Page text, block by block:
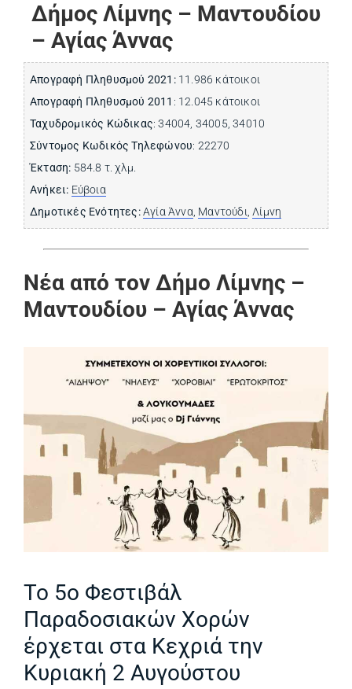
Δήμος Λίμνης – Μαντουδίου
– Αγίας Άννας
Απογραφή Πληθυσμού 2021: 11.986 κάτοικοι
Απογραφή Πληθυσμού 2011 : 12.045 κάτοικοι
Ταχυδρομικός Κώδικας: 34004, 34005, 34010
Σύντομος Κωδικός Τηλεφώνου: 22270
Έκταση: 584.8 τ. χλμ.
Ανήκει: Εύβοια
Δημοτικές Ενότητες:Αγία Άννα Μαντούδι Λίμνη
Νέα από τον Δήμο Λίμνης –
Μαντουδίου – Αγίας Άννας
Το 5ο Φεστιβάλ
Παραδοσιακών Χορών
έρχεται στα Κεχριά την
Κυριακή 2 Αυγούστου